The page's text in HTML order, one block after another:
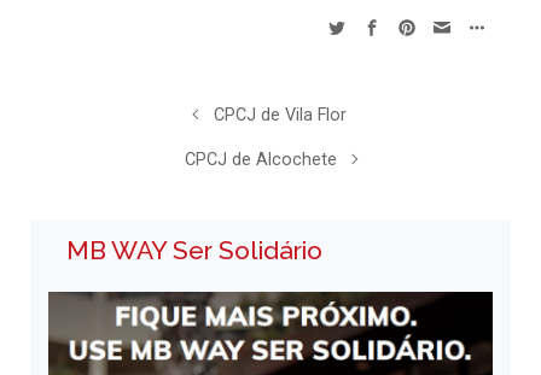
CPCJ de Vila Flor
CPCJ de Alcochete
MB WAY Ser Solidário